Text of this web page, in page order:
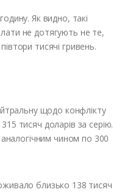
Як видно, такі
не дотягують не те,
тисячі гривень.
щодо конфлікту
тисяч доларів за серію.
чином по 300
близько 138 тисяч